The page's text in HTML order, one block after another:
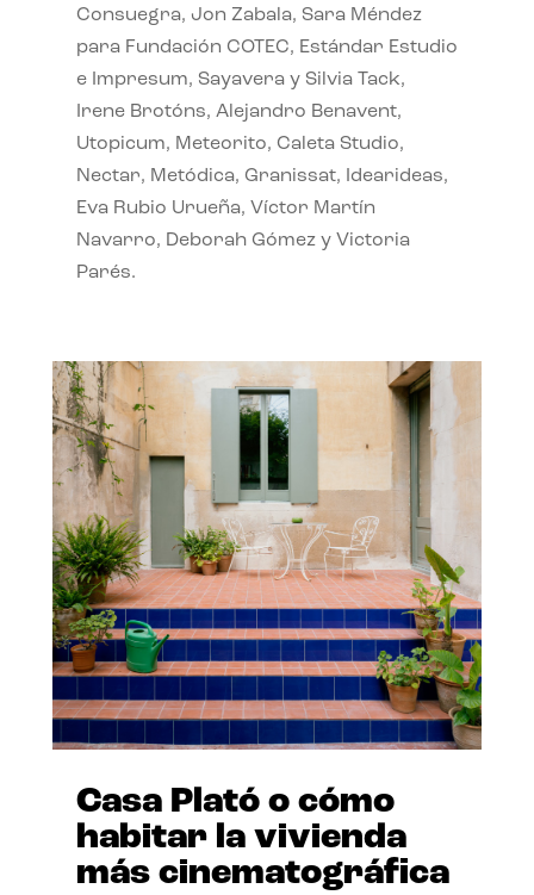
Consuegra, Jon Zabala, Sara Méndez
para Fundación COTEC, Estándar Estudio
e Impresum, Sayavera y Silvia Tack,
Irene Brotóns, Alejandro Benavent,
Utopicum, Meteorito, Caleta Studio,
Nectar, Metódica, Granissat, Idearideas,
Eva Rubio Urueña, Víctor Martín
Navarro, Deborah Gómez y Victoria
Parés.
Casa Plató o cómo
habitar la vivienda
más cinematográfica